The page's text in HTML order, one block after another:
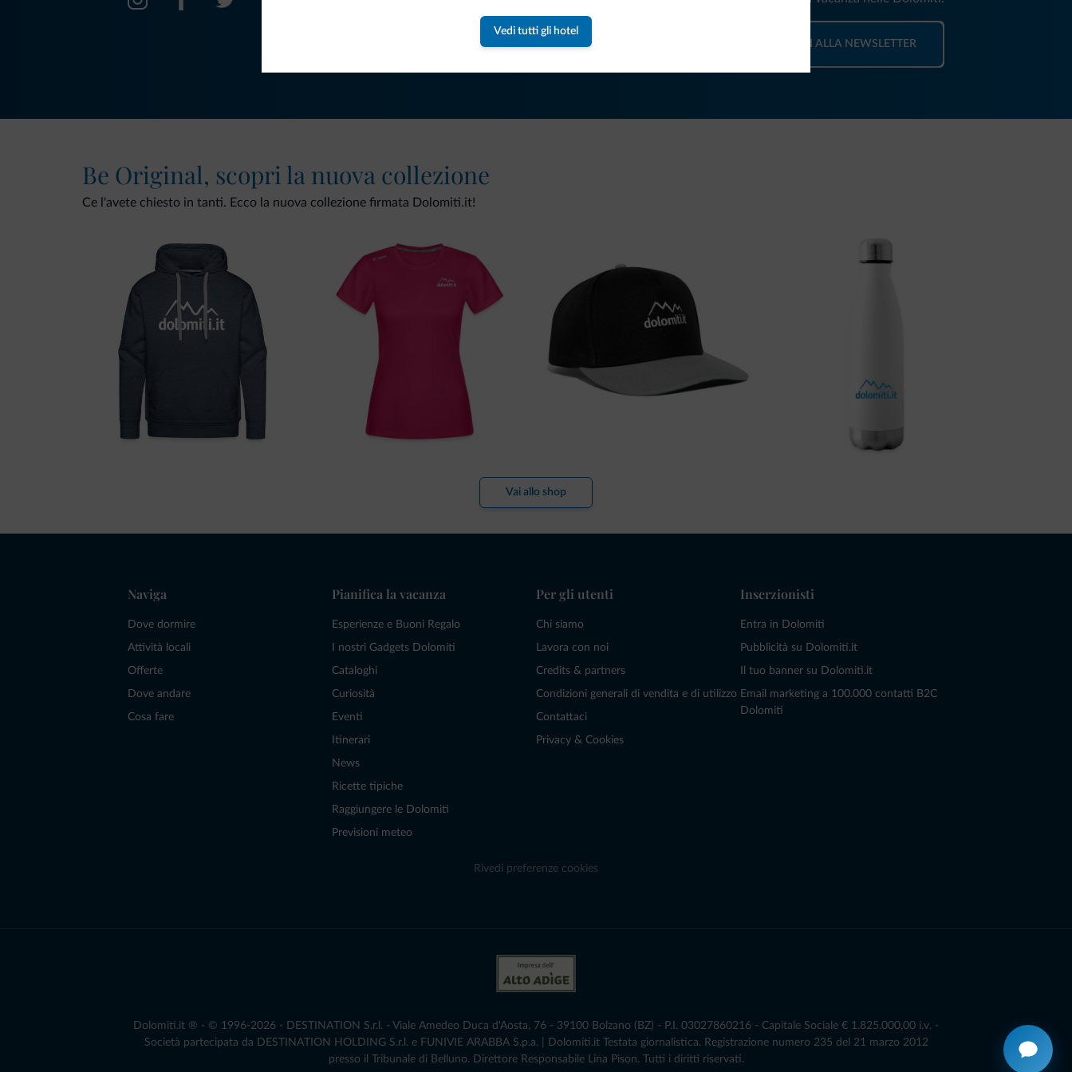
Vedi tutti gli hotel
ISCRIVITI ALLA NEWSLETTER
Be Original, scopri la nuova collezione
Ce l'avete chiesto in tanti. Ecco la nuova collezione firmata Dolomiti.it!
Vai allo shop
Naviga
Dove dormire
Attività locali
Offerte
Dove andare
Cosa fare
Pianifica la vacanza
Esperienze e Buoni Regalo
I nostri Gadgets Dolomiti
Cataloghi
Curiosità
Eventi
Itinerari
News
Ricette tipiche
Raggiungere le Dolomiti
Previsioni meteo
Per gli utenti
Chi siamo
Lavora con noi
Credits & partners
Condizioni generali di vendita e di utilizzo
Contattaci
Privacy & Cookies
Inserzionisti
Entra in Dolomiti
Pubblicità su Dolomiti.it
Il tuo banner su Dolomiti.it
Email marketing a 100.000 contatti B2C
Dolomiti
Rivedi preferenze cookies
Dolomiti.it ® - © 1996-2026 - DESTINATION S.r.l. - Viale Amedeo Duca d'Aosta, 76 - 39100 Bolzano (BZ) - P.I. 03027860216 - Capitale Sociale € 1.825.000,00 i.v. -
Società partecipata da DESTINATION HOLDING S.r.l. e FUNIVIE ARABBA S.p.a. | Dolomiti.it Testata giornalistica. Registrazione numero 235 del 21 marzo 2012
presso il Tribunale di Belluno.­ Direttore Responsabile Lina Pison. Tutti i diritti riservati.